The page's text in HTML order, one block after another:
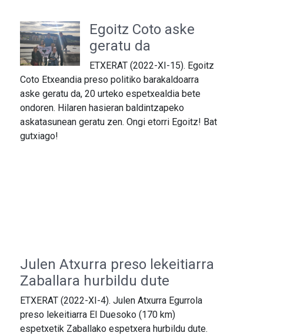
Egoitz Coto aske
geratu da
ETXERAT (2022-XI-15). Egoitz
Coto Etxeandia preso politiko barakaldoarra
aske geratu da, 20 urteko espetxealdia bete
ondoren. Hilaren hasieran baldintzapeko
askatasunean geratu zen. Ongi etorri Egoitz! Bat
gutxiago!
Julen Atxurra preso lekeitiarra
Zaballara hurbildu dute
ETXERAT (2022-XI-4). Julen Atxurra Egurrola
preso lekeitiarra El Duesoko (170 km)
espetxetik Zaballako espetxera hurbildu dute.